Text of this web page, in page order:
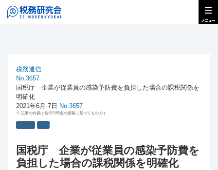
税務通信
No.3657
国税庁 企業が従業員の感染予防費を負担した場合の課税関係を
明確化
2021年6月 7日 No.3657
※ 記事の内容は発行日時点の情報に基づくものです
国税庁 展望
国税庁 企業が従業員の感染予防費を
負担した場合の課税関係を明確化